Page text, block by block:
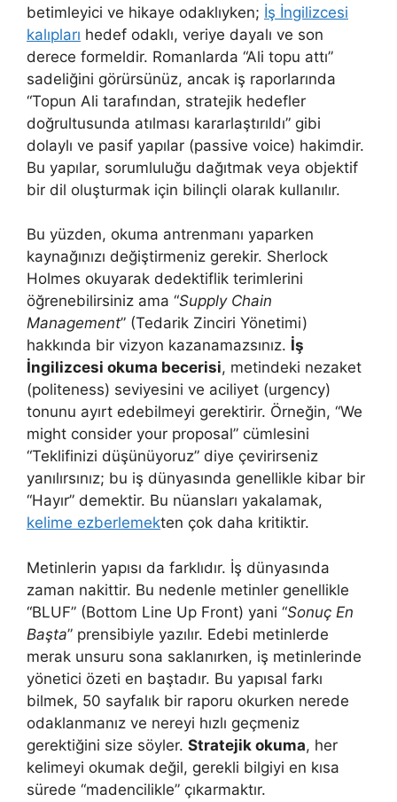
betimleyici ve hikaye odaklıyken; İş İngilizcesi
kalıpları hedef odaklı, veriye dayalı ve son
derece formeldir. Romanlarda “Ali topu attı”
sadeliğini görürsünüz, ancak iş raporlarında
“Topun Ali tarafından, stratejik hedefler
doğrultusunda atılması kararlaştırıldı” gibi
dolaylı ve pasif yapılar (passive voice) hakimdir.
Bu yapılar, sorumluluğu dağıtmak veya objektif
bir dil oluşturmak için bilinçli olarak kullanılır.
Bu yüzden, okuma antrenmanı yaparken
kaynağınızı değiştirmeniz gerekir. Sherlock
Holmes okuyarak dedektiflik terimlerini
öğrenebilirsiniz ama “Supply Chain
Management” (Tedarik Zinciri Yönetimi)
hakkında bir vizyon kazanamazsınız. İş
İngilizcesi okuma becerisi, metindeki nezaket
(politeness) seviyesini ve aciliyet (urgency)
tonunu ayırt edebilmeyi gerektirir. Örneğin, “We
might consider your proposal” cümlesini
“Teklifinizi düşünüyoruz” diye çevirirseniz
yanılırsınız; bu iş dünyasında genellikle kibar bir
“Hayır” demektir. Bu nüansları yakalamak,
kelime ezberlemekten çok daha kritiktir.
Metinlerin yapısı da farklıdır. İş dünyasında
zaman nakittir. Bu nedenle metinler genellikle
“BLUF” (Bottom Line Up Front) yani “Sonuç En
Başta” prensibiyle yazılır. Edebi metinlerde
merak unsuru sona saklanırken, iş metinlerinde
yönetici özeti en baştadır. Bu yapısal farkı
bilmek, 50 sayfalık bir raporu okurken nerede
odaklanmanız ve nereyi hızlı geçmeniz
gerektiğini size söyler. Stratejik okuma, her
kelimeyi okumak değil, gerekli bilgiyi en kısa
sürede “madencilikle” çıkarmaktır.